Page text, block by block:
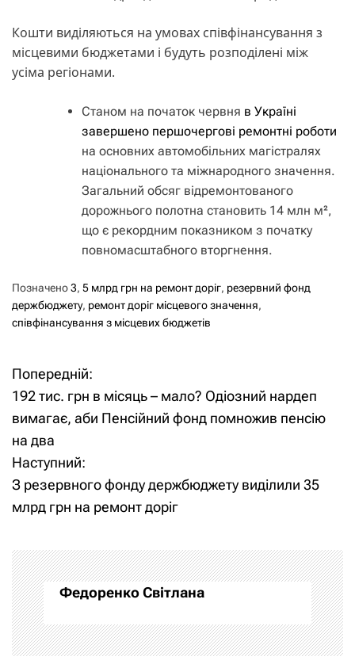
Кошти виділяються на умовах співфінансування з
місцевими бюджетами і будуть розподілені між
усіма регіонами.
Станом на початок червня в Україні
завершено першочергові ремонтні роботи
на основних автомобільних магістралях
національного та міжнародного значення.
Загальний обсяг відремонтованого
дорожнього полотна становить 14 млн м²,
що є рекордним показником з початку
повномасштабного вторгнення.
Позначено3, 5 млрд грн на ремонт доріг, резервний фонд
держбюджету, ремонт доріг місцевого значення,
співфінансування з місцевих бюджетів
Н
а
в
і
г
а
ц
і
я
Попередній:
192 тис. грн в місяць – мало? Одіозний нардеп
вимагає, аби Пенсійний фонд помножив пенсію
на два
Наступний:
З резервного фонду держбюджету виділили 35
млрд грн на ремонт доріг
Федоренко Світлана